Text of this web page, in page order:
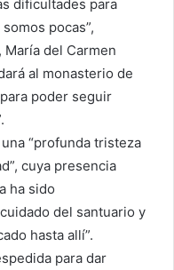
dificultades para
pocas”,
del Carmen
al monasterio de
poder seguir
“profunda tristeza
cuya presencia
ha sido
del santuario y
hasta allí”.
para dar